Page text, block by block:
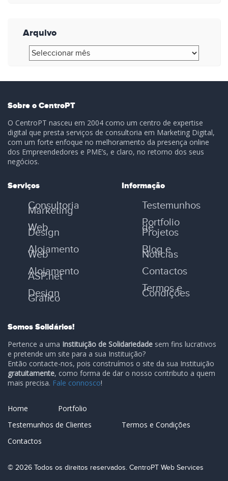
Arquivo
Sobre o CentroPT
O CentroPT nasceu em 2004 como um centro de expertise
digital que presta serviços de consultoria em Marketing Digital,
com um forte enfoque no melhoramento da presença online
dos Empreendedores e PME’s, e claro, no retorno dos seus
negócios.
Serviços
Consultoria
Marketing
Web
Design
Alojamento
Web
Alojamento
ASP.net
Design
Gráfico
Informação
Testemunhos
Portfolio
de
Projetos
Blog e
Notícias
Contactos
Termos e
Condições
Somos Solidários!
Pertence a uma Instituição de Solidariedade sem fins lucrativos
e pretende um site para a sua Instituição?
Então contacte-nos, pois construímos o site da sua Instituição
gratuitamente, como forma de dar o nosso contributo a quem
mais precisa. Fale connosco!
Home
Portfolio
Testemunhos de Clientes
Termos e Condições
Contactos
© 2026 Todos os direitos reservados. CentroPT Web Services